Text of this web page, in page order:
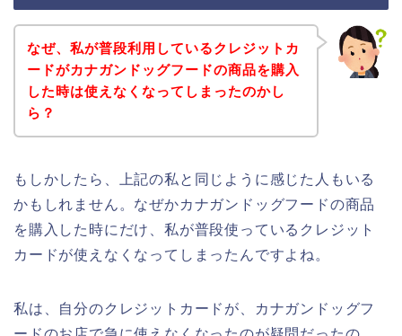
なぜ、私が普段利用しているクレジットカ
ードがカナガンドッグフードの商品を購入
した時は使えなくなってしまったのかし
ら？
もしかしたら、上記の私と同じように感じた人もいる
かもしれません。なぜかカナガンドッグフードの商品
を購入した時にだけ、私が普段使っているクレジット
カードが使えなくなってしまったんですよね。
私は、自分のクレジットカードが、カナガンドッグフ